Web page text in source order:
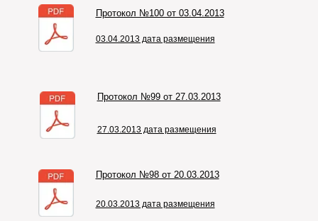
Протокол №100 от 03.04.2013
03.04.2013 дата размещения
Протокол №99 от 27.03.2013
27.03.2013 дата размещения
Протокол №98 от 20.03.2013
20.03.2013 дата размещения